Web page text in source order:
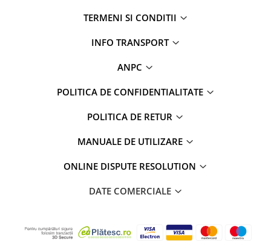
TERMENI SI CONDITII
INFO TRANSPORT
ANPC
POLITICA DE CONFIDENTIALITATE
POLITICA DE RETUR
MANUALE DE UTILIZARE
ONLINE DISPUTE RESOLUTION
DATE COMERCIALE